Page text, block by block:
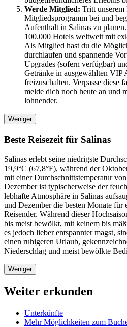
Werde Mitglied: Tritt unserem
Mitgliedsprogramm bei und
Aufenthalt in Salinas zu
100.000 Hotels weltweit mit
Als Mitglied hast du die
durchlaufen und spannende
Upgrades (sofern verfügbar)
Getränke in ausgewählten VIP
freizuschalten. Verpasse diese
melde dich noch heute an und
lohnender.
Weniger
Beste Reisezeit für Salinas
Salinas erlebt seine niedrigste
19,9°C (67,8°F), während der
mit einer Durchschnittstemperatur
Dezember ist typischerweise der
lebhafte Atmosphäre in Salinas
und Dezember die besten Monate für
Reisender. Während dieser
bis meist bewölkt, mit keinem bis
es jedoch lieber entspannter magst,
einen ruhigeren Urlaub,
Niederschlag und meist bewölkte
Weniger
Weiter erkunden
Unterkünfte
Mehr Möglichkeiten zum